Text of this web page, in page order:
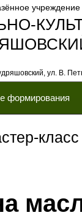
ул. В.
учреждение
формирования